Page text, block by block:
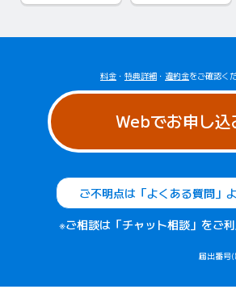
料金 ・ 特典詳細 ・ 違約金をご確認く
Webでお申し込
ご不明点は「よくある質問」
※ご相談は「チャット相談」をご利
届出番号